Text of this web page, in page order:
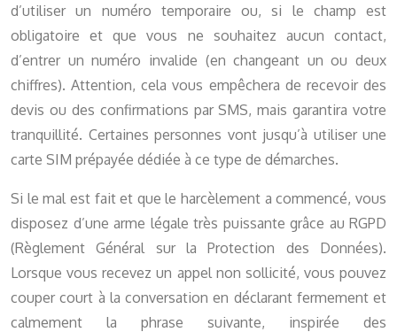
d’utiliser un numéro temporaire ou, si le champ est
obligatoire et que vous ne souhaitez aucun contact,
d’entrer un numéro invalide (en changeant un ou deux
chiffres). Attention, cela vous empêchera de recevoir des
devis ou des confirmations par SMS, mais garantira votre
tranquillité. Certaines personnes vont jusqu’à utiliser une
carte SIM prépayée dédiée à ce type de démarches.
Si le mal est fait et que le harcèlement a commencé, vous
disposez d’une arme légale très puissante grâce au RGPD
(Règlement Général sur la Protection des Données).
Lorsque vous recevez un appel non sollicité, vous pouvez
couper court à la conversation en déclarant fermement et
calmement la phrase suivante, inspirée des